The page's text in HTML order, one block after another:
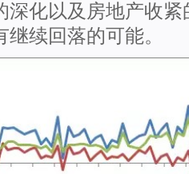
深化以及房地产收
继续回落的可能。